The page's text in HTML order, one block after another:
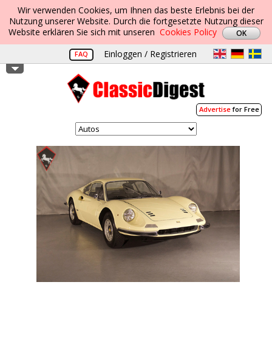
Wir verwenden Cookies, um Ihnen das beste Erlebnis bei der
Nutzung unserer Website. Durch die fortgesetzte Nutzung dieser
Website erklären Sie sich mit unseren Cookies Policy
FAQ Einloggen / Registrieren
Advertisefor Free